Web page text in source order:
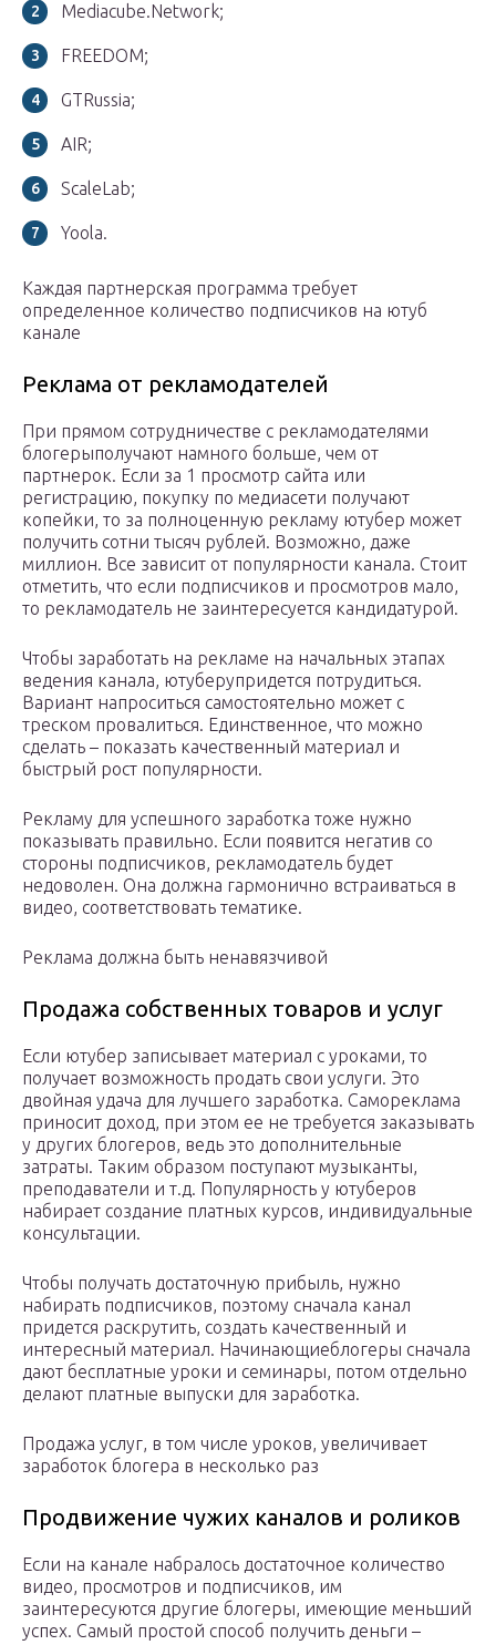
Mediacube.Network;
FREEDOM;
GTRussia;
AIR;
ScaleLab;
Yoola.
Каждая партнерская программа требует
определенное количество подписчиков на ютуб
канале
Реклама от рекламодателей
При прямом сотрудничестве с рекламодателями
блогерыполучают намного больше, чем от
партнерок. Если за 1 просмотр сайта или
регистрацию, покупку по медиасети получают
копейки, то за полноценную рекламу ютубер может
получить сотни тысяч рублей. Возможно, даже
миллион. Все зависит от популярности канала. Стоит
отметить, что если подписчиков и просмотров мало,
то рекламодатель не заинтересуется кандидатурой.
Чтобы заработать на рекламе на начальных этапах
ведения канала, ютуберупридется потрудиться.
Вариант напроситься самостоятельно может с
треском провалиться. Единственное, что можно
сделать – показать качественный материал и
быстрый рост популярности.
Рекламу для успешного заработка тоже нужно
показывать правильно. Если появится негатив со
стороны подписчиков, рекламодатель будет
недоволен. Она должна гармонично встраиваться в
видео, соответствовать тематике.
Реклама должна быть ненавязчивой
Продажа собственных товаров и услуг
Если ютубер записывает материал с уроками, то
получает возможность продать свои услуги. Это
двойная удача для лучшего заработка. Самореклама
приносит доход, при этом ее не требуется заказывать
у других блогеров, ведь это дополнительные
затраты. Таким образом поступают музыканты,
преподаватели и т.д. Популярность у ютуберов
набирает создание платных курсов, индивидуальные
консультации.
Чтобы получать достаточную прибыль, нужно
набирать подписчиков, поэтому сначала канал
придется раскрутить, создать качественный и
интересный материал. Начинающиеблогеры сначала
дают бесплатные уроки и семинары, потом отдельно
делают платные выпуски для заработка.
Продажа услуг, в том числе уроков, увеличивает
заработок блогера в несколько раз
Продвижение чужих каналов и роликов
Если на канале набралось достаточное количество
видео, просмотров и подписчиков, им
заинтересуются другие блогеры, имеющие меньший
успех. Самый простой способ получить деньги –